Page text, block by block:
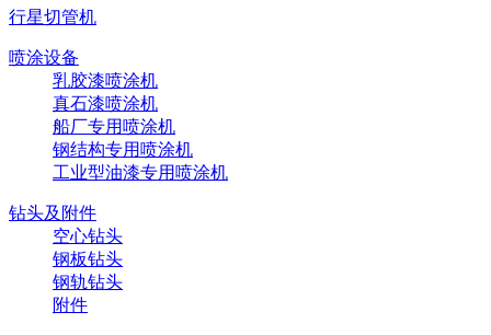
行星切管机
喷涂设备
乳胶漆喷涂机
真石漆喷涂机
船厂专用喷涂机
钢结构专用喷涂机
工业型油漆专用喷涂机
钻头及附件
空心钻头
钢板钻头
钢轨钻头
附件